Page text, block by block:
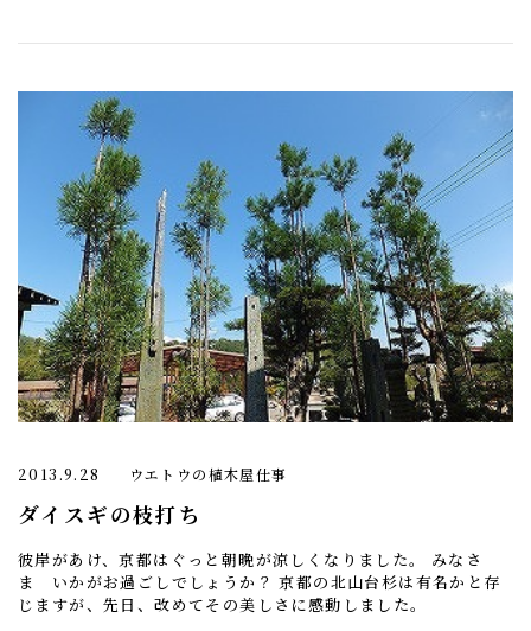
2013.9.28 ウエトウの植木屋仕事
ダイスギの枝打ち
彼岸があけ、京都はぐっと朝晩が涼しくなりました。 みなさ
ま いかがお過ごしでしょうか？ 京都の北山台杉は有名かと存
じますが、先日、改めてその美しさに感動しました。